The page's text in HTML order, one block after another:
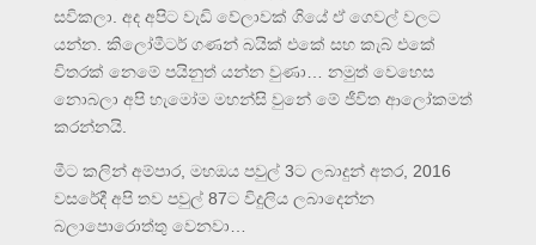
සවිකලා. අද අපිට වැඩි වේලාවක් ගියේ ඒ ගෙවල් වලට
යන්න. කිලෝමීටර් ගණන් බයික් එකේ සහ කැබ් එකේ
විතරක් නෙමේ පයිනුත් යන්න වුණා… නමුත් වෙහෙස
නොබලා අපි හැමෝම මහන්සි වුනේ මේ ජීවිත ආලෝකමත්
කරන්නයි.
මීට කලින් අම්පාර, මහඔය පවුල් 3ට ලබාදුන් අතර, 2016
වසරේදී අපි තව පවුල් 87ට විදුලිය ලබාදෙන්න
බලාපොරොත්තු වෙනවා…